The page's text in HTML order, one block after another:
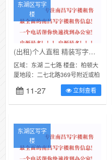
东湖区写字
楼
(出租)个人直租 精装写字楼招租 同城信息
区域：东湖 二七路 楼盘：柏顿大
厦地段：二七北路369号附近或柏
顿大厦7楼类别：写字楼（可注册
公司）面积：320㎡价格：7...
11-27 立刻查看
东湖区写字
楼